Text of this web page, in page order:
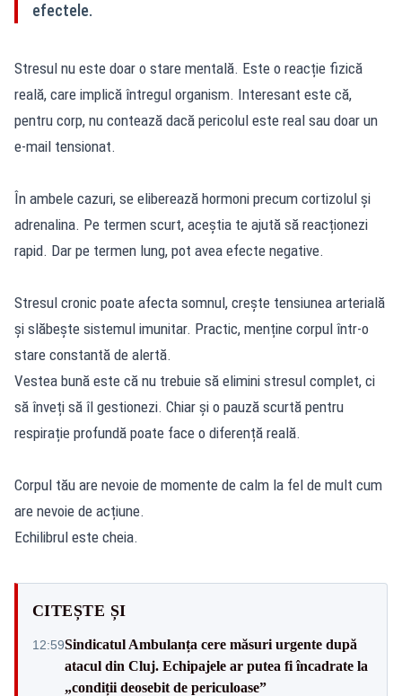
efectele.
Stresul nu este doar o stare mentală. Este o reacție fizică
reală, care implică întregul organism. Interesant este că,
pentru corp, nu contează dacă pericolul este real sau doar un
e-mail tensionat.
În ambele cazuri, se eliberează hormoni precum cortizolul și
adrenalina. Pe termen scurt, aceștia te ajută să reacționezi
rapid. Dar pe termen lung, pot avea efecte negative.
Stresul cronic poate afecta somnul, crește tensiunea arterială
și slăbește sistemul imunitar. Practic, menține corpul într-o
stare constantă de alertă.
Vestea bună este că nu trebuie să elimini stresul complet, ci
să înveți să îl gestionezi. Chiar și o pauză scurtă pentru
respirație profundă poate face o diferență reală.
Corpul tău are nevoie de momente de calm la fel de mult cum
are nevoie de acțiune.
Echilibrul este cheia.
CITEȘTE ȘI
12:59Sindicatul Ambulanța cere măsuri urgente după
atacul din Cluj. Echipajele ar putea fi încadrate la
„condiții deosebit de periculoase”